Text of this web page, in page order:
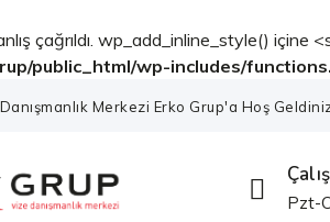
çağrıldı. wp_add_inline_style() içine
public_html/wp-includes/
Merkezi Erko Grup'a Hoş
Pzt-